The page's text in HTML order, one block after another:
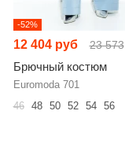
-52%
12 404 руб 23 573
Брючный костюм
Euromoda 701
46
48 50 52 54 56